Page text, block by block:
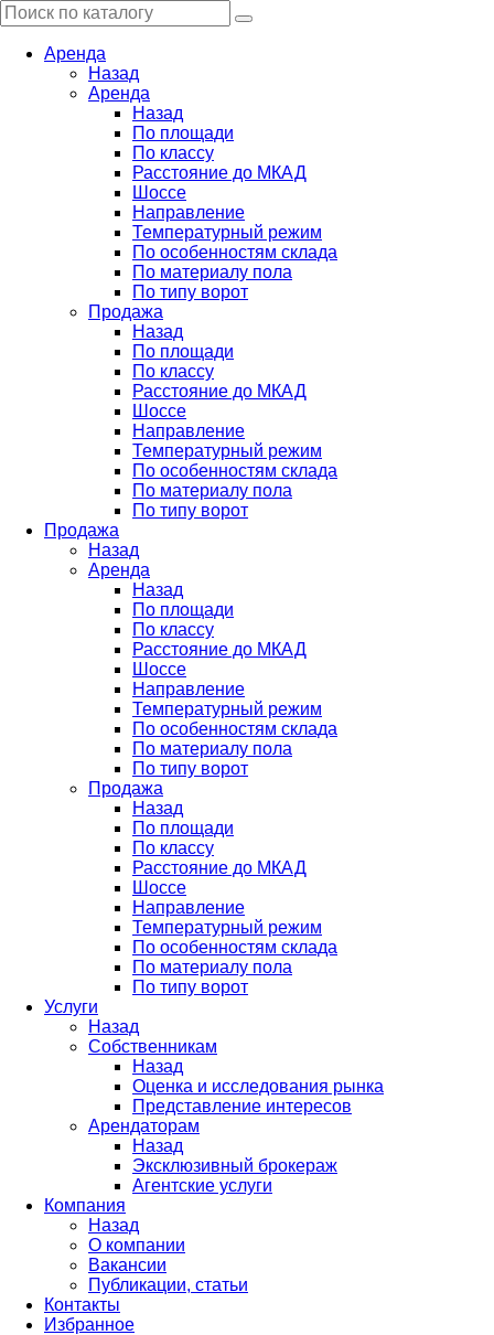
Аренда
Назад
Аренда
Назад
По площади
По классу
Расстояние до МКАД
Шоссе
Направление
Температурный режим
По особенностям склада
По материалу пола
По типу ворот
Продажа
Назад
По площади
По классу
Расстояние до МКАД
Шоссе
Направление
Температурный режим
По особенностям склада
По материалу пола
По типу ворот
Продажа
Назад
Аренда
Назад
По площади
По классу
Расстояние до МКАД
Шоссе
Направление
Температурный режим
По особенностям склада
По материалу пола
По типу ворот
Продажа
Назад
По площади
По классу
Расстояние до МКАД
Шоссе
Направление
Температурный режим
По особенностям склада
По материалу пола
По типу ворот
Услуги
Назад
Собственникам
Назад
Оценка и исследования рынка
Представление интересов
Арендаторам
Назад
Эксклюзивный брокераж
Агентские услуги
Компания
Назад
О компании
Вакансии
Публикации, статьи
Контакты
Избранное